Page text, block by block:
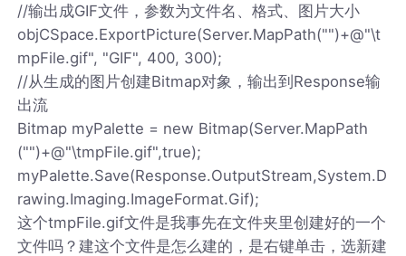
//输出成GIF文件，参数为文件名、格式、图片大小
objCSpace.ExportPicture(Server.MapPath("")+@"\t
mpFile.gif", "GIF", 400, 300);
//从生成的图片创建Bitmap对象，输出到Response输
出流
Bitmap myPalette = new Bitmap(Server.MapPath
("")+@"\tmpFile.gif",true);
myPalette.Save(Response.OutputStream,System.D
rawing.Imaging.ImageFormat.Gif);
这个tmpFile.gif文件是我事先在文件夹里创建好的一个
文件吗？建这个文件是怎么建的，是右键单击，选新建